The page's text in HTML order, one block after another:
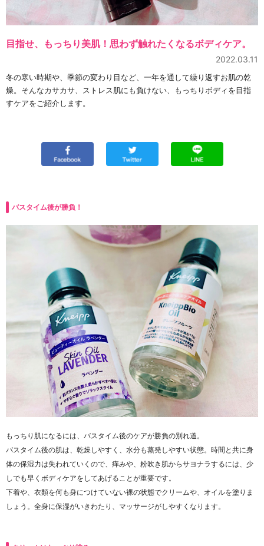
目指せ、もっちり美肌！思わず触れたくなるボディケア。
2022.03.11
冬の寒い時期や、季節の変わり目など、一年を通して繰り返すお肌の乾
燥。そんなカサカサ、ストレス肌にも負けない、もっちりボディを目指
すケアをご紹介します。
バスタイム後が勝負！
もっちり肌になるには、バスタイム後のケアが勝負の別れ道。
バスタイム後の肌は、乾燥しやすく、水分も蒸発しやすい状態。時間と共に身
体の保湿力は失われていくので、痒みや、粉吹き肌からサヨナラするには、少
しでも早くボディケアをしてあげることが重要です。
下着や、衣類を何も身につけていない裸の状態でクリームや、オイルを塗りま
しょう。全身に保湿がいきわたり、マッサージがしやすくなります。